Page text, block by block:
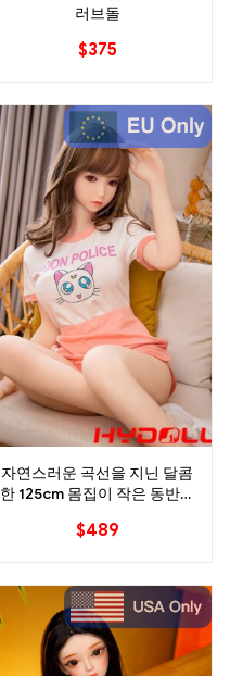
러브돌
$375
자연스러운 곡선을 지닌 달콤
한 125cm 몸집이 작은 동반자
$489